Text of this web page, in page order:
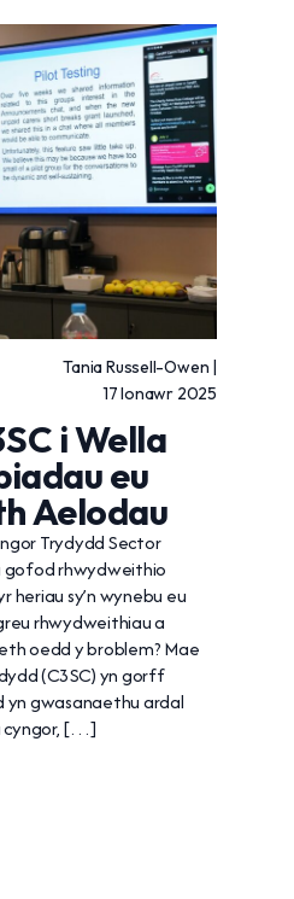
Tania Russell-Owen |
17 Ionawr 2025
i Wella
eu
Aelodau
Trydydd Sector
gofod rhwydweithio
heriau sy’n wynebu eu
rhwydweithiau a
oedd y broblem? Mae
(C3SC) yn gorff
gwasanaethu ardal
cyngor, […]